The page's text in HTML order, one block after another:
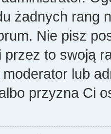
żadnych rang
Nie pisz
przez to swoją
moderator lub
przyzna Ci